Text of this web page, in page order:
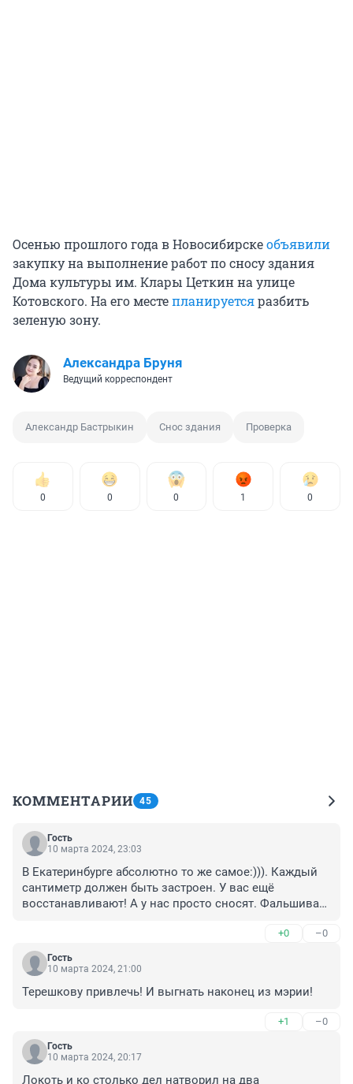
Осенью прошлого года в Новосибирскеобъявили
закупку на выполнение работ по сносу здания
Дома культуры им. Клары Цеткин на улице
Котовского. На его местепланируетсяразбить
зеленую зону.
Александра Бруня
Ведущий корреспондент
Александр Бастрыкин Снос здания Проверка
0 0 0 1 0
КОММЕНТАРИИ 45
Гость
10 марта 2024, 23:03
В Екатеринбурге абсолютно то же самое:))). Каждый
сантиметр должен быть застроен. У вас ещё
восстанавливают! А у нас просто сносят. Фальшивая
статья 243 по -моему УК РФ. До шести лет лишения
свободы), полное бездействие госоргана по охране (
зарплату исправно получают, однако) плюс - подпись
нужна по-мнению сторонников Хуснуллина нам ни
они на них.Снесли одну из стариннейших усадеб, и
сейчас пытаются снести церковь и колокольню
старообрядческой церкви. И это на Урале, который
староверами построен. Манкурты. ВООПиКам пора
+0 –0
Гость
10 марта 2024, 21:00
Терешкову привлечь! И выгнать наконец из мэрии!
+1 –0
Гость
10 марта 2024, 20:17
Локоть и ко столько дел натворил на два